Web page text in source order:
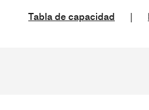
Tabla de capacidad